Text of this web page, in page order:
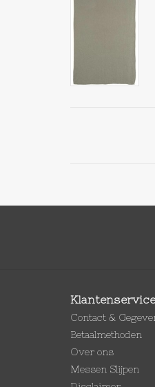
Klantenservice
Contact &
Betaalmethoden
Over ons
Messen Slijpen